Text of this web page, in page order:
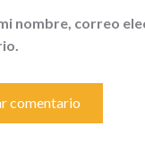
nombre, correo